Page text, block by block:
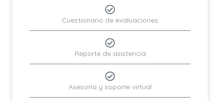
Cuestionario de evaluaciones
Reporte de asistencia
Asesoría y soporte virtual